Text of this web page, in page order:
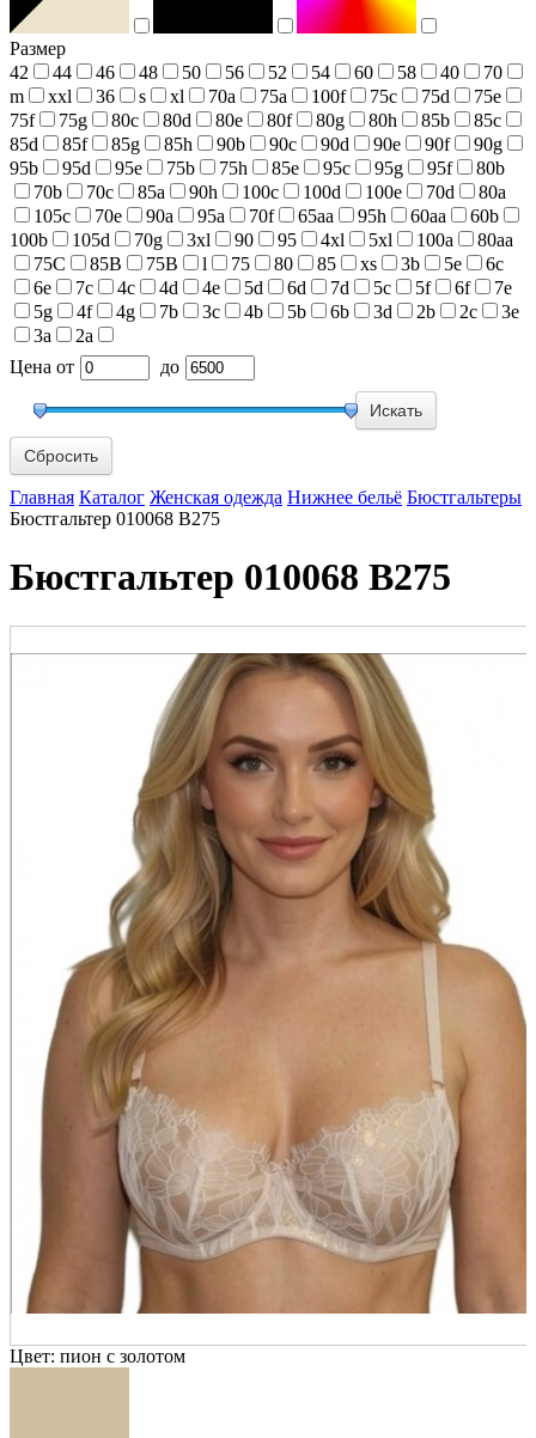
Размер
42
44 46 48 50 56 52 54 60 58 40
70
m
xxl 36 s xl 70a 75a 100f 75c 75d
75e
75f
75g 80c 80d 80e 80f 80g 80h 85b
85c
85d
85f 85g 85h 90b 90c 90d 90e 90f
90g
95b
95d 95e 75b 75h 85e 95c 95g 95f
80b
70b
70c 85a 90h 100c 100d 100e 70d
80a
105c
70e 90a 95a 70f 65aa 95h 60aa
60b
100b
105d 70g 3xl 90 95 4xl 5xl 100a
80aa
75С
85В 75В l 75 80 85 xs 3b 5e
6c
6e
7c 4c 4d 4e 5d 6d 7d 5c 5f 6f
7e
5g
4f 4g 7b 3c 4b 5b 6b 3d 2b 2c
3e
3a
2a
Цена от до
Сбросить
Главная Каталог Женская одежда Нижнее бельё Бюстгальтеры
Бюстгальтер 010068 В275
Бюстгальтер 010068 В275
Цвет: пион с золотом